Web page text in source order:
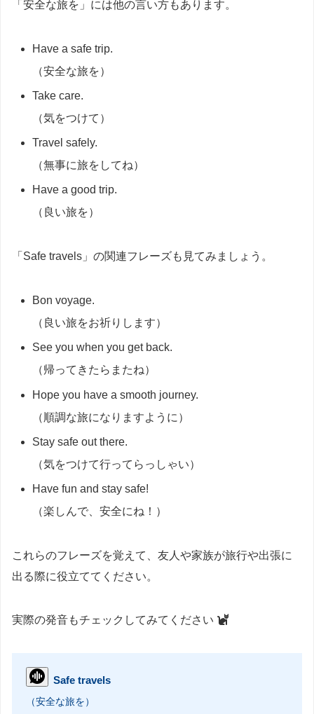
「安全な旅を」には他の言い方もあります。
Have a safe trip.
（安全な旅を）
Take care.
（気をつけて）
Travel safely.
（無事に旅をしてね）
Have a good trip.
（良い旅を）
「Safe travels」の関連フレーズも見てみましょう。
Bon voyage.
（良い旅をお祈りします）
See you when you get back.
（帰ってきたらまたね）
Hope you have a smooth journey.
（順調な旅になりますように）
Stay safe out there.
（気をつけて行ってらっしゃい）
Have fun and stay safe!
（楽しんで、安全にね！）
これらのフレーズを覚えて、友人や家族が旅行や出張に
出る際に役立ててください。
実際の発音もチェックしてみてください
Safe travels
（安全な旅を）